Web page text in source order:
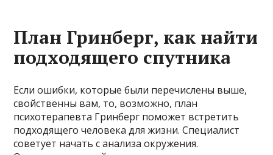
План Гринберг, как найти
подходящего спутника
Если ошибки, которые были перечислены выше,
свойственны вам, то, возможно, план
психотерапевта Гринберг поможет встретить
подходящего человека для жизни. Специалист
советует начать с анализа окружения.